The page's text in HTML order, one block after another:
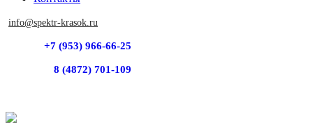
info@spektr-krasok.ru
+7 (953) 966-66-25
8 (4872) 701-109